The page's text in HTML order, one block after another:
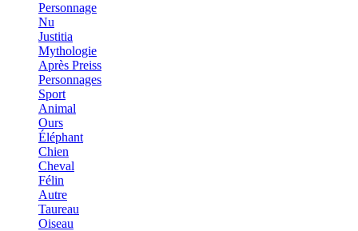
Personnage
Nu
Justitia
Mythologie
Après Preiss
Personnages
Sport
Animal
Ours
Éléphant
Chien
Cheval
Félin
Autre
Taureau
Oiseau